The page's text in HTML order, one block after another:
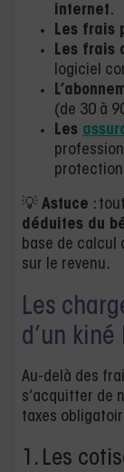
internet.
Les frais
Les frais
logiciel
(de 30 à
Les
💡 Astuce :
déduites du
base de calcul
sur le revenu.
Les
d’un
Au-delà des
s’acquitter de
taxes
1. Les